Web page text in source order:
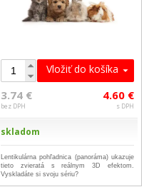
Vložiť do košíka
3.74 €
bez DPH
4.60 €
s DPH
skladom
Lentikulárna pohľadnica (panoráma) ukazuje
tieto zvieratá s reálnym 3D efektom.
Vyskladáte si svoju sériu?